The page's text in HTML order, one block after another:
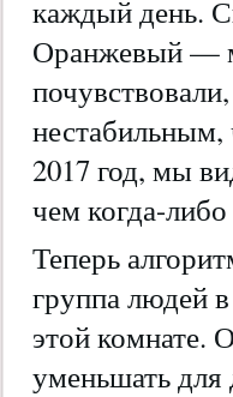
каждый день.
Оранжевый —
нестабильным,
2017 год, мы
чем когда-
Теперь
группа людей
этой комнате.
уменьшать для